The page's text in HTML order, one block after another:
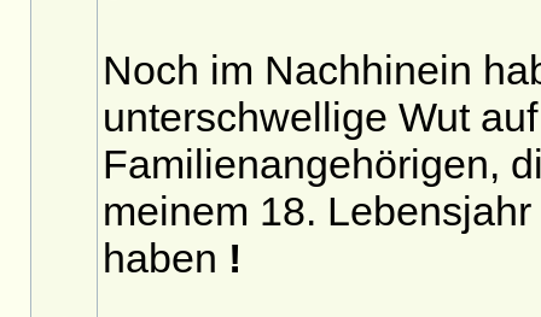
Noch im Nachhinein
unterschwellige Wut
Familienangehörigen,
meinem 18.
haben !